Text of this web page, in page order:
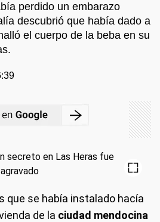
perdido un embarazo
descubrió que había dado a
el cuerpo de la beba en su
que se había instalado hacía
de la ciudad mendocina